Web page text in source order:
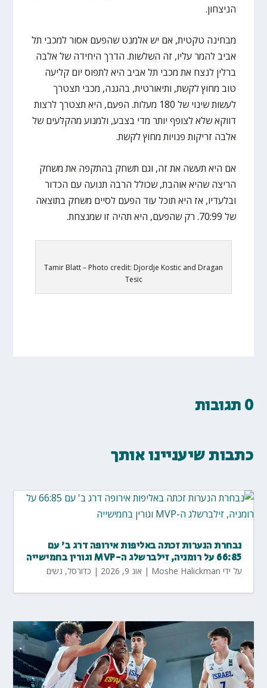
הניצחון.
מבחינה טקטית, אם יש אלמנט שהפעם אסור למכבי תל
אביב להמר עליו, זה השלשות. הדרך היחידה של אלבה
ברלין לנצח את מכבי תל אביב היא לתפוס יום קליעה
טוב מחוץ לקשת, ותיאורטית, בהגנה, מכבי תצטרך
לעשות שינוי של 180 מעלות. הפעם, היא תצטרך לרצות
דווקא שלא לצופף יותר מדי בצבע, ולמנוע מהקלעים של
אלבה זריקות פנויות מחוץ לקשת.
אם היא תעשה את זה, וגם תשחק בהתקפה את משחק
הריצה שהיא אוהבת, שכולל הרבה תנועה עם הכדור
ובלעדיו, אז היא תוכל עוד הפעם לסיים משחק בתוצאה
של 70:99. רק שהפעם, היא תהיה זו שמנצחת.
Tamir Blatt – Photo credit: Djordje Kostic and Dragan
Tesic
0 תגובות
כתבות שיעניינו אותך
נבחרת הנערות זכתה באליפות אירופה דרג ב' עם
66:85 על רומניה, זילברשלג ה-MVP וגורין בחמישייה
על ידי Moshe Halickman
| אוג 9, 2026 | כדורסל, נשים